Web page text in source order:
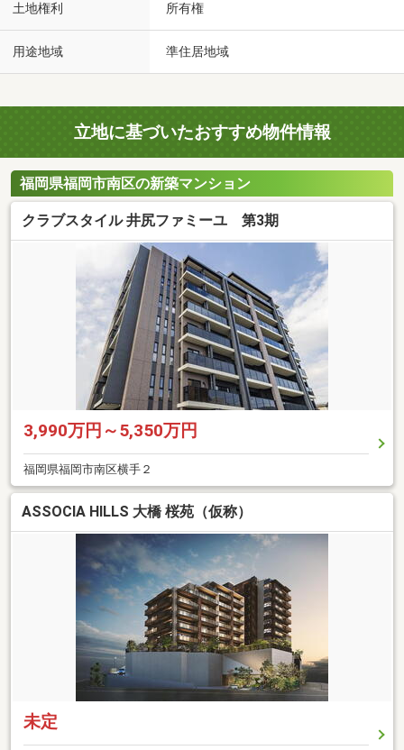
土地権利 所有権
用途地域 準住居地域
立地に基づいたおすすめ物件情報
福岡県福岡市南区の新築マンション
クラブスタイル 井尻ファミーユ 第3期
3,990万円～5,350万円
福岡県福岡市南区横手２
ASSOCIA HILLS 大橋 桜苑（仮称）
未定